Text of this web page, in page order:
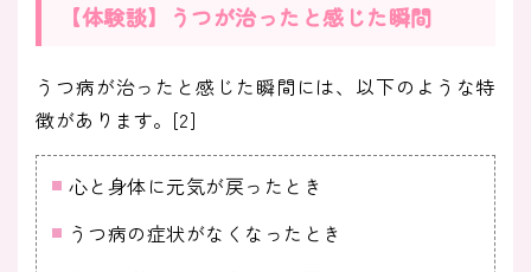
【体験談】うつが治ったと感じた瞬間
うつ病が治ったと感じた瞬間には、以下のような特
徴があります。[2]
心と身体に元気が戻ったとき
うつ病の症状がなくなったとき